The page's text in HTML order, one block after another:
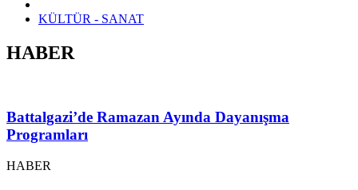
KÜLTÜR - SANAT
HABER
Battalgazi’de Ramazan Ayında Dayanışma
Programları
HABER